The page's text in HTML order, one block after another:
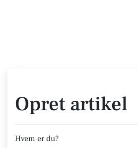
Opret artikel
Hvem er du?